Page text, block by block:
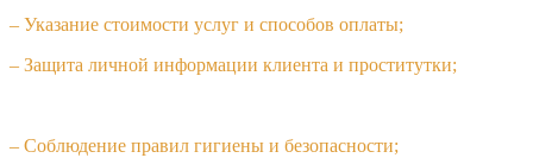
– Указание стоимости услуг и способов оплаты;
– Защита личной информации клиента и проститутки;
– Соблюдение правил гигиены и безопасности;